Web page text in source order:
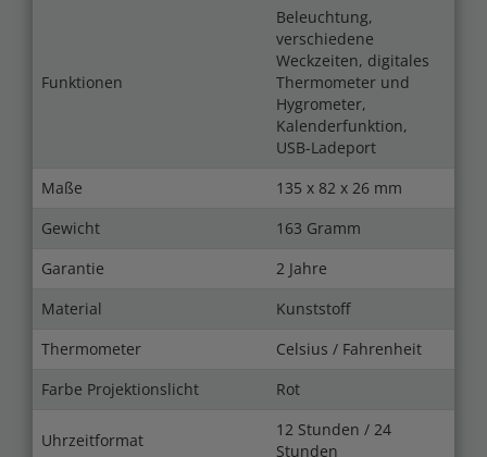
Funktionen
Beleuchtung,
verschiedene
Weckzeiten, digitales
Thermometer und
Hygrometer,
Kalenderfunktion,
USB-Ladeport
Maße
135 x 82 x 26 mm
Gewicht
163 Gramm
Garantie
2 Jahre
Material
Kunststoff
Thermometer
Celsius / Fahrenheit
Farbe Projektionslicht
Rot
Uhrzeitformat
12 Stunden / 24
Stunden